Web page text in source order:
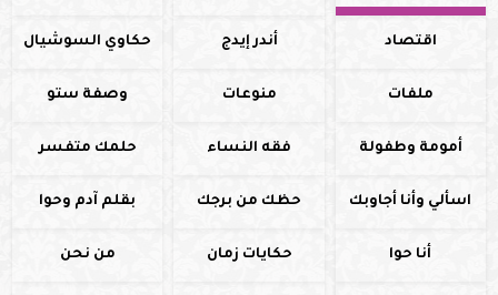
اقتصاد أندر إيدج حكاوي السوشيال
ملفات منوعات وصفة ستو
أمومة وطفولة فقه النساء حلمك متفسر
اسألي وأنا أجاوبك حظك من برجك بقلم آدم وحوا
أنا حوا حكايات زمان من نحن